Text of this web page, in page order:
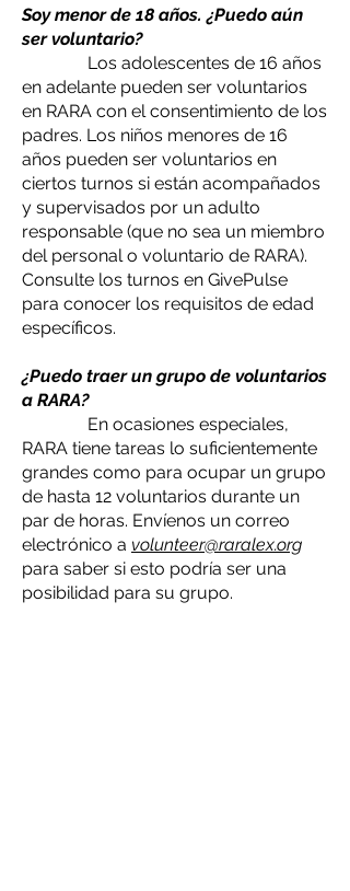
Soy menor de 18 años. ¿Puedo aún
ser voluntario?
Los adolescentes de 16 años
en adelante pueden ser voluntarios
en RARA con el consentimiento de los
padres. Los niños menores de 16
años pueden ser voluntarios en
ciertos turnos si están acompañados
y supervisados por un adulto
responsable (que no sea un miembro
del personal o voluntario de RARA).
Consulte los turnos en GivePulse
para conocer los requisitos de edad
específicos.
¿Puedo traer un grupo de voluntarios
a RARA?
En ocasiones especiales,
RARA tiene tareas lo suficientemente
grandes como para ocupar un grupo
de hasta 12 voluntarios durante un
par de horas. Envíenos un correo
electrónico a volunteer@raralex.org
para saber si esto podría ser una
posibilidad para su grupo.